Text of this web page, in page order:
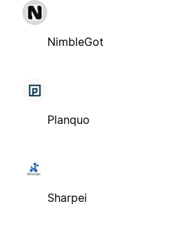
NimbleGot
Planquo
Sharpei